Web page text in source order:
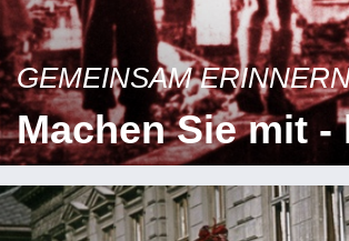
GEMEINSAM
Machen Sie mit -